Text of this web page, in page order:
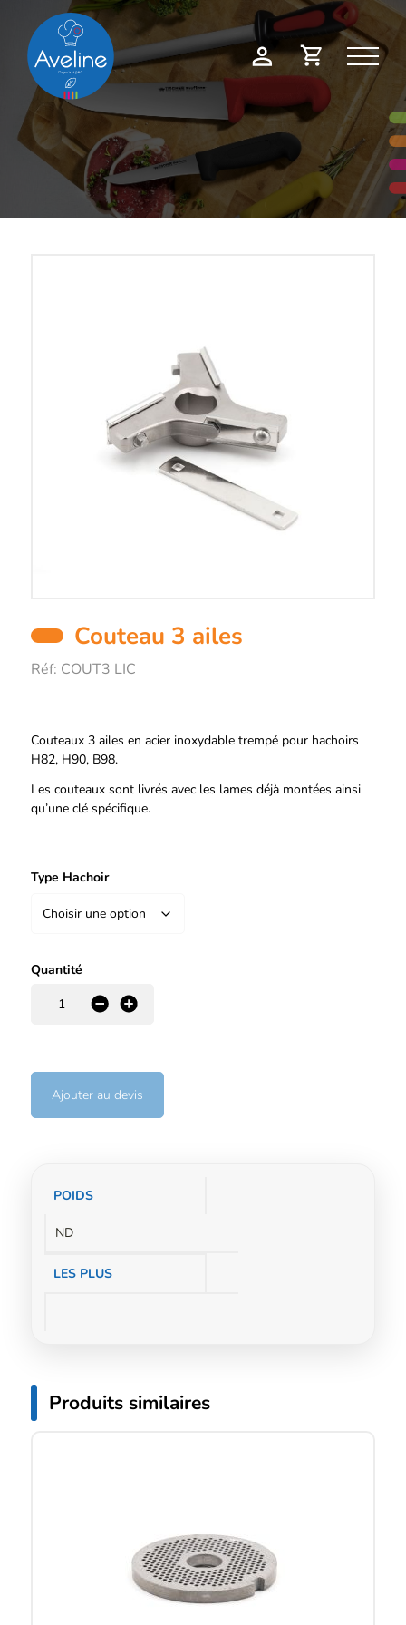
Mon
compte
Demande
devis
Couteau 3 ailes
Réf: COUT3 LIC
Couteaux 3 ailes en acier inoxydable trempé pour hachoirs
H82, H90, B98.
Les couteaux sont livrés avec les lames déjà montées ainsi
qu’une clé spécifique.
Type Hachoir
Quantité
+
-
Ajouter au devis
Informations
POIDS
ND
LES PLUS
Produits similaires
Panneau de gestion des cookies